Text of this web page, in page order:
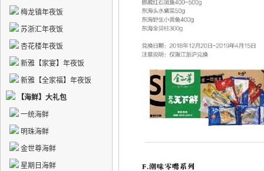
梅龙镇年夜饭
苏浙汇年夜饭
杏花楼年夜饭
新雅【家宴】年夜饭
新雅【全家福】年夜饭
【海鲜】大礼包
一统海鲜
明珠海鲜
金世尊海鲜
星期日海鲜